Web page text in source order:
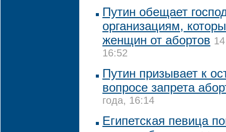
Путин обещает
организациям,
женщин от абортов
16:52
Путин призывает к
вопросе запрета
года, 16:14
Египетская певица